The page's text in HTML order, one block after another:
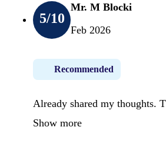
5/10
Mr. M Blocki
Feb 2026
Recommended
Already shared my thoughts.
Show more